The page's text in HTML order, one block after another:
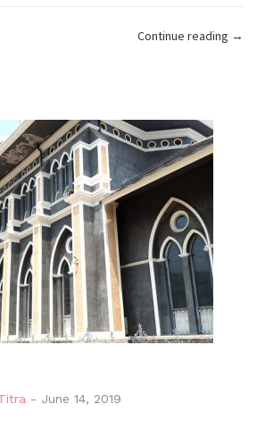
Continue reading “เก
→
- June 14, 2019